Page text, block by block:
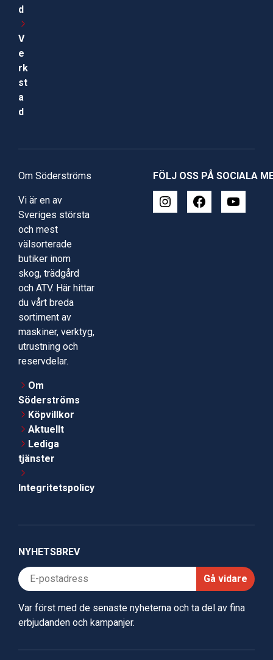
d
V
e
rk
st
a
d
Om Söderströms
Vi är en av
Sveriges största
och mest
välsorterade
butiker inom
skog, trädgård
och ATV. Här hittar
du vårt breda
sortiment av
maskiner, verktyg,
utrustning och
reservdelar.
Om
Söderströms
Köpvillkor
Aktuellt
Lediga
tjänster
Integritetspolicy
FÖLJ OSS PÅ SOCIALA
NYHETSBREV
Gå vidare
Var först med de senaste nyheterna och ta del av fina
erbjudanden och kampanjer.